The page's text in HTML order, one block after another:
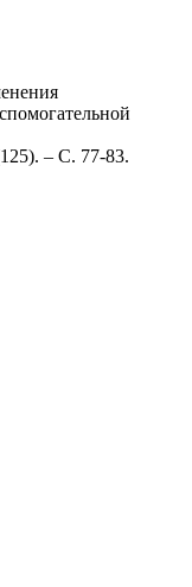
– С. 77-83.